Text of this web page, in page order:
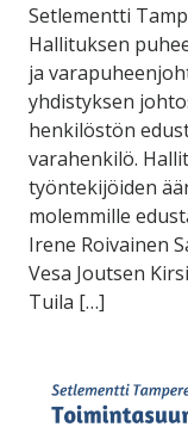
Setlementti
Hallituksen
ja
yhdistyksen
henkilöstön
varahenkilö.
työntekijöiden
molemmille
Irene Roivainen
Vesa Joutsen
Tuila […]